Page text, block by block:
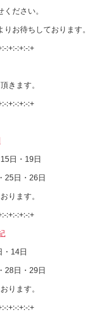
ださい。
お待ちしております。
:+:-:+:-:+
きます。
:+:-:+:-:+
日・19日
25日・26日
ります。
:+:-:+:-:+
・14日
28日・29日
ります。
:+:-:+:-:+